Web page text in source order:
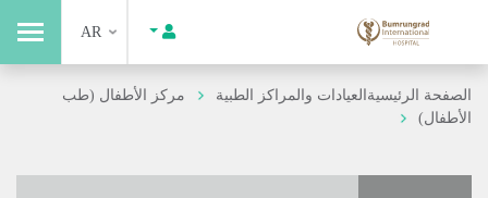
AR
الصفحة الرئيسيةالعيادات والمراكز الطبية
مركز الأطفال (طب
الأطفال)